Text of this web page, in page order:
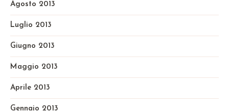
Agosto 2013
Luglio 2013
Giugno 2013
Maggio 2013
Aprile 2013
Gennaio 2013